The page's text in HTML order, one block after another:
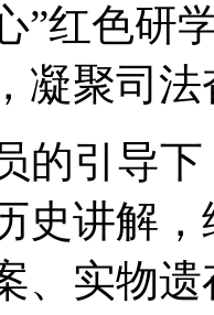
”红色研
凝聚司
的引导下
史讲解
、实物